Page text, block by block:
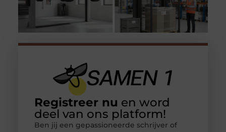
Registreer nu en word
deel van ons platform!
Ben jij een gepassioneerde schrijver of